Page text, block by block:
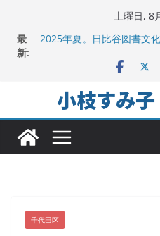
土曜日, 8
最
新:
2025年夏。日比谷図書文
千代田区社会福祉協議会
ヒートアイランド緩和の
小枝すみ
千代田区